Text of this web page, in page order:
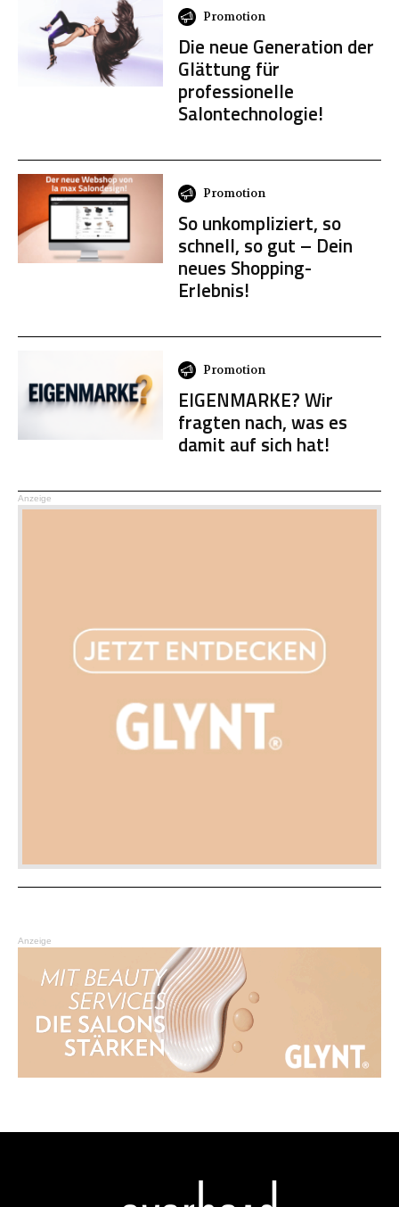
Promotion
Die neue Generation der
Glättung für
professionelle
Salontechnologie!
Promotion
So unkompliziert, so
schnell, so gut – Dein
neues Shopping-
Erlebnis!
Promotion
EIGENMARKE? Wir
fragten nach, was es
damit auf sich hat!
Anzeige
Anzeige